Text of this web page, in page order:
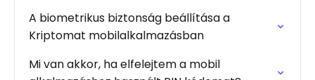
A biometrikus biztonság beállítása a
Kriptomat mobilalkalmazásban
Mi van akkor, ha elfelejtem a mobil